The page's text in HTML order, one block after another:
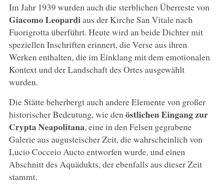
Im Jahr 1939 wurden auch die sterblichen Überreste von
Giacomo Leopardiaus der Kirche San Vitale nach
Fuorigrotta überführt. Heute wird an beide Dichter mit
speziellen Inschriften erinnert, die Verse aus ihren
Werken enthalten, die im Einklang mit dem emotionalen
Kontext und der Landschaft des Ortes ausgewählt
wurden.
Die Stätte beherbergt auch andere Elemente von großer
historischer Bedeutung, wie den östlichen Eingang zur
Crypta Neapolitana, eine in den Felsen gegrabene
Galerie aus augusteischer Zeit, die wahrscheinlich von
Lucio Cocceio Aucto entworfen wurde, und einen
Abschnitt des Aquädukts, der ebenfalls aus dieser Zeit
stammt.